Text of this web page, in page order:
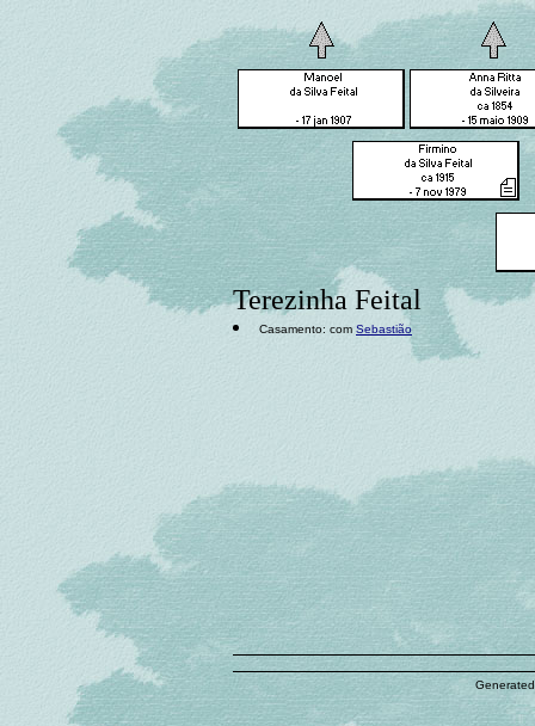
Terezinha Feital
Casamento: com Sebastião